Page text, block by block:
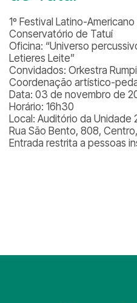
1º Festival Latino-
Conservatório de Tatuí
Oficina: “Universo
Letieres Leite”
Convidados: Orkestra
Coordenação artístico-
Data: 03 de novembro de
Horário: 16h30
Local: Auditório da Unidade
Rua São Bento, 808,
Entrada restrita a pessoas